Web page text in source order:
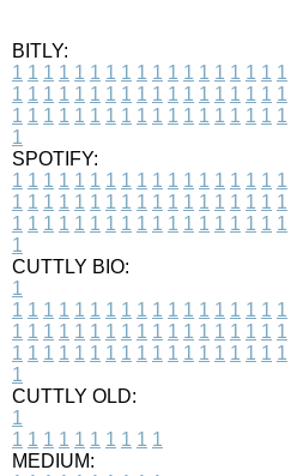
BITLY:
1 1 1 1 1 1 1 1 1 1 1 1 1 1 1 1 1 1
1 1 1 1 1 1 1 1 1 1 1 1 1 1 1 1 1 1
1 1 1 1 1 1 1 1 1 1 1 1 1 1 1 1 1 1
1
SPOTIFY:
1 1 1 1 1 1 1 1 1 1 1 1 1 1 1 1 1 1
1 1 1 1 1 1 1 1 1 1 1 1 1 1 1 1 1 1
1 1 1 1 1 1 1 1 1 1 1 1 1 1 1 1 1 1
1
CUTTLY BIO:
1
1 1 1 1 1 1 1 1 1 1 1 1 1 1 1 1 1 1
1 1 1 1 1 1 1 1 1 1 1 1 1 1 1 1 1 1
1 1 1 1 1 1 1 1 1 1 1 1 1 1 1 1 1 1
1
CUTTLY OLD:
1
1 1 1 1 1 1 1 1 1 1
MEDIUM: